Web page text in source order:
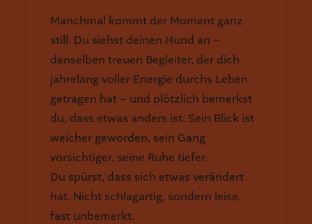
Manchmal kommt der Moment ganz
still. Du siehst deinen Hund an –
denselben treuen Begleiter, der dich
jahrelang voller Energie durchs Leben
getragen hat – und plötzlich bemerkst
du, dass etwas anders ist. Sein Blick ist
weicher geworden, sein Gang
vorsichtiger, seine Ruhe tiefer.
Du spürst, dass sich etwas verändert
hat. Nicht schlagartig, sondern leise,
fast unbemerkt.